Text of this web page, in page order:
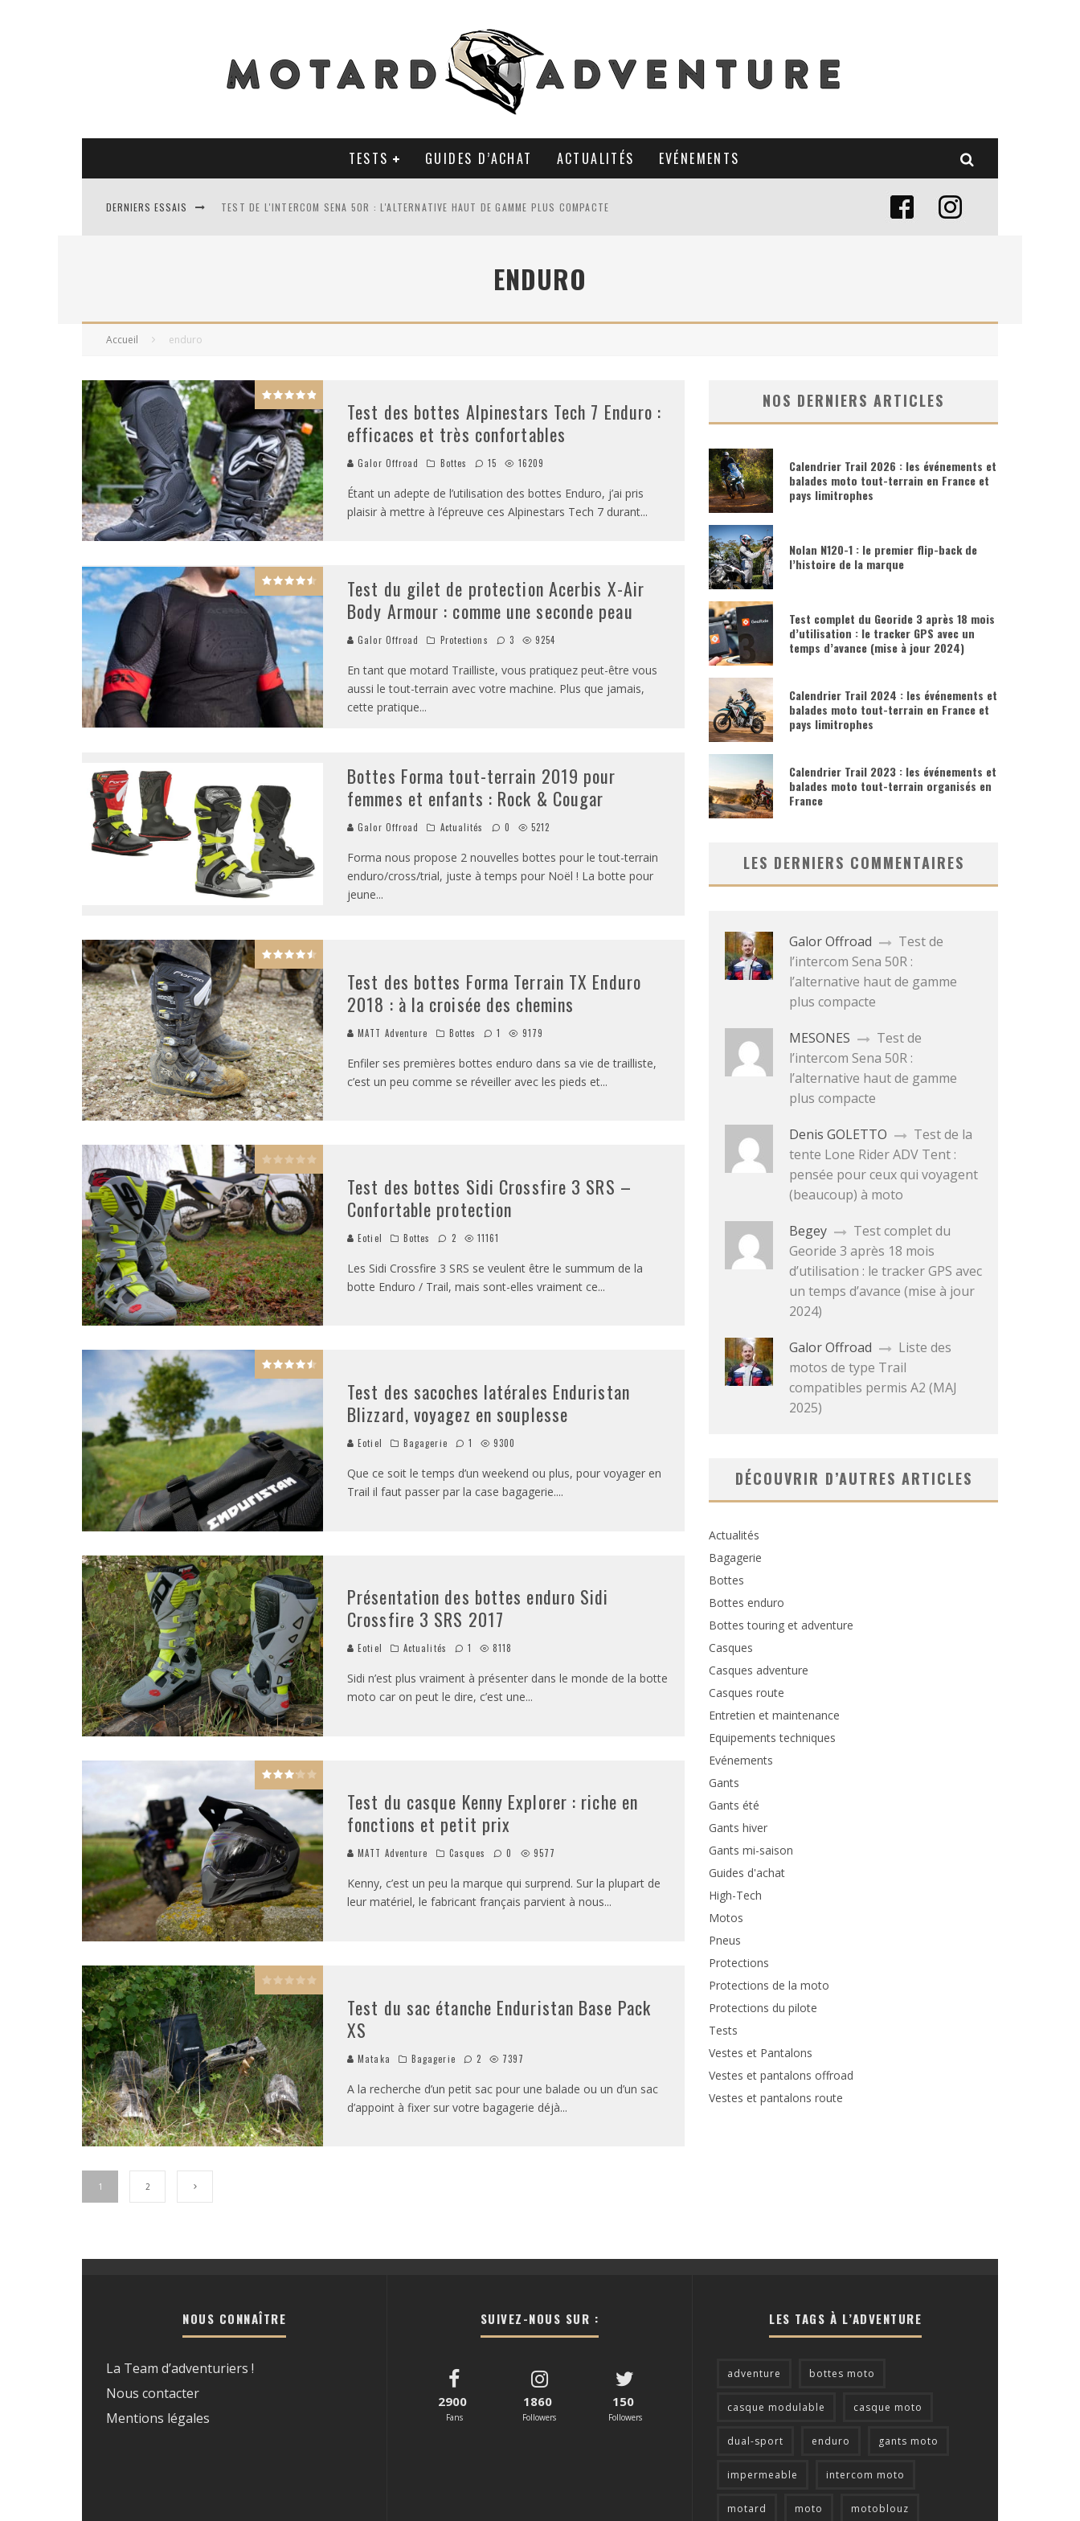
TESTS GUIDES D’ACHAT ACTUALITÉS EVÉNEMENTS
DERNIERS ESSAIS TEST DE L'INTERCOM SENA 50R : L'ALTERNATIVE HAUT DE GAMME PLUS COMPACTE
TEST DES RACER MAVIS 2 : LA POLYVALENCE DE GANTS MI-CUIR MI-SAISON
ENDURO
Accueil enduro
Test des bottes Alpinestars Tech 7 Enduro :
efficaces et très confortables
Galor Offroad Bottes 15 16209
Étant un adepte de l’utilisation des bottes Enduro, j’ai pris
plaisir à mettre à l’épreuve ces Alpinestars Tech 7 durant...
Test du gilet de protection Acerbis X-Air
Body Armour : comme une seconde peau
Galor Offroad Protections 3 9254
En tant que motard Trailliste, vous pratiquez peut-être vous
aussi le tout-terrain avec votre machine. Plus que jamais,
cette pratique...
Bottes Forma tout-terrain 2019 pour
femmes et enfants : Rock & Cougar
Galor Offroad Actualités 0 5212
Forma nous propose 2 nouvelles bottes pour le tout-terrain
enduro/cross/trial, juste à temps pour Noël ! La botte pour
jeune...
Test des bottes Forma Terrain TX Enduro
2018 : à la croisée des chemins
MATT Adventure Bottes 1 9179
Enfiler ses premières bottes enduro dans sa vie de trailliste,
c’est un peu comme se réveiller avec les pieds et...
Test des bottes Sidi Crossfire 3 SRS –
Confortable protection
Eotiel Bottes 2 11161
Les Sidi Crossfire 3 SRS se veulent être le summum de la
botte Enduro / Trail, mais sont-elles vraiment ce...
Test des sacoches latérales Enduristan
Blizzard, voyagez en souplesse
Eotiel Bagagerie 1 9300
Que ce soit le temps d’un weekend ou plus, pour voyager en
Trail il faut passer par la case bagagerie....
Présentation des bottes enduro Sidi
Crossfire 3 SRS 2017
Eotiel Actualités 1 8118
Sidi n’est plus vraiment à présenter dans le monde de la botte
moto car on peut le dire, c’est une...
Test du casque Kenny Explorer : riche en
fonctions et petit prix
MATT Adventure Casques 0 9577
Kenny, c’est un peu la marque qui surprend. Sur la plupart de
leur matériel, le fabricant français parvient à nous...
Test du sac étanche Enduristan Base Pack
XS
Mataka Bagagerie 2 7397
A la recherche d’un petit sac pour une balade ou un d’un sac
d’appoint à fixer sur votre bagagerie déjà...
1 2
NOS DERNIERS ARTICLES
Calendrier Trail 2026 : les événements et
balades moto tout-terrain en France et
pays limitrophes
Nolan N120-1 : le premier flip-back de
l’histoire de la marque
Test complet du Georide 3 après 18 mois
d’utilisation : le tracker GPS avec un
temps d’avance (mise à jour 2024)
Calendrier Trail 2024 : les événements et
balades moto tout-terrain en France et
pays limitrophes
Calendrier Trail 2023 : les événements et
balades moto tout-terrain organisés en
France
LES DERNIERS COMMENTAIRES
Galor Offroad
Test de
l’intercom Sena 50R :
l’alternative haut de gamme
plus compacte
MESONES
Test de
l’intercom Sena 50R :
l’alternative haut de gamme
plus compacte
Denis GOLETTO
Test de la
tente Lone Rider ADV Tent :
pensée pour ceux qui voyagent
(beaucoup) à moto
Begey
Test complet du
Georide 3 après 18 mois
d’utilisation : le tracker GPS avec
un temps d’avance (mise à jour
2024)
Galor Offroad
Liste des
motos de type Trail
compatibles permis A2 (MAJ
2025)
DÉCOUVRIR D’AUTRES ARTICLES
Actualités
Bagagerie
Bottes
Bottes enduro
Bottes touring et adventure
Casques
Casques adventure
Casques route
Entretien et maintenance
Equipements techniques
Evénements
Gants
Gants été
Gants hiver
Gants mi-saison
Guides d'achat
High-Tech
Motos
Pneus
Protections
Protections de la moto
Protections du pilote
Tests
Vestes et Pantalons
Vestes et pantalons offroad
Vestes et pantalons route
NOUS CONNAÎTRE
La Team d’adventuriers !
Nous contacter
Mentions légales
SUIVEZ-NOUS SUR :
2900
Fans
1860
Followers
150
Followers
LES TAGS À L’ADVENTURE
adventure bottes moto
casque modulable casque moto
dual-sport enduro gants moto
impermeable intercom moto
motard moto motoblouz